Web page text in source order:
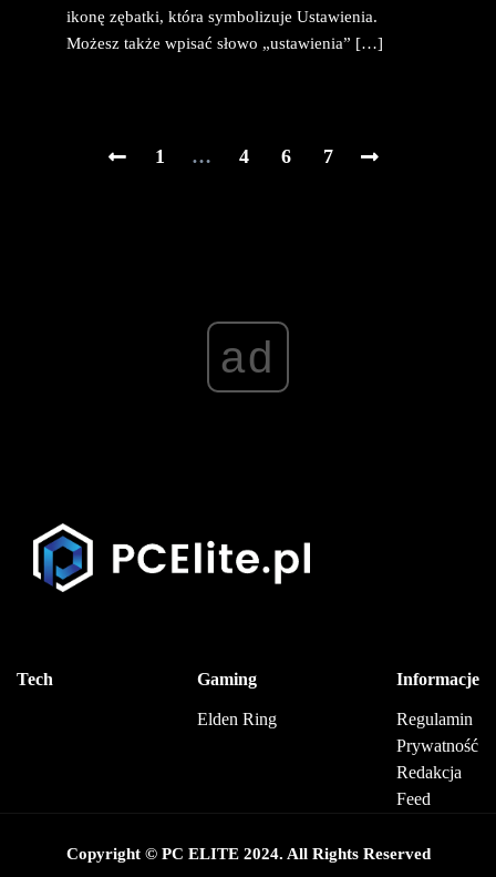
ikonę zębatki, która symbolizuje Ustawienia.
Możesz także wpisać słowo „ustawienia” […]
1 … 4 6 7
ad
Tech Gaming
Elden Ring
Informacje
Regulamin
Prywatność
Redakcja
Feed
Copyright © PC ELITE 2024. All Rights Reserved